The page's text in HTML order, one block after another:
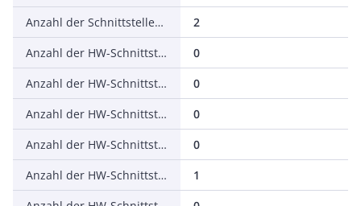
Anzahl der Schnittstellen PROFINET
2
Anzahl der HW-Schnittstellen seriell RS-232
0
Anzahl der HW-Schnittstellen seriell RS-422
0
Anzahl der HW-Schnittstellen seriell RS-485
0
Anzahl der HW-Schnittstellen seriell TTY
0
Anzahl der HW-Schnittstellen USB
1